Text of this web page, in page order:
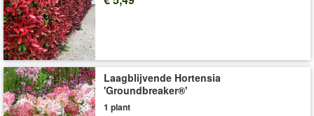
Laagblijvende Hortensia
'Groundbreaker®'
1 plant